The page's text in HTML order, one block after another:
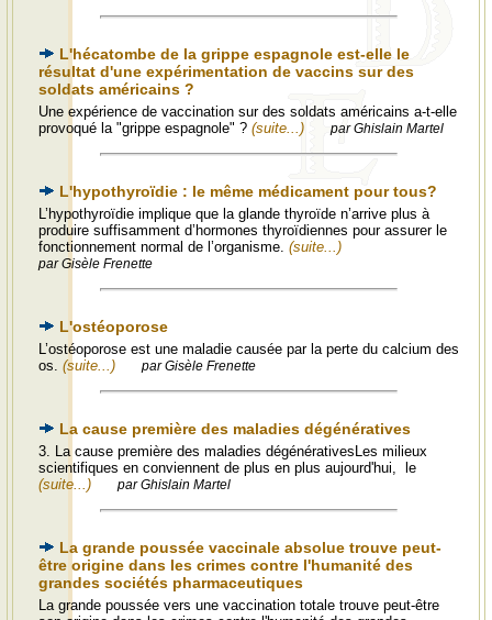
L'hécatombe de la grippe espagnole est-elle le
résultat d'une expérimentation de vaccins sur des
soldats américains ?
Une expérience de vaccination sur des soldats américains a-t-elle
provoqué la "grippe espagnole" ? (suite...) par Ghislain Martel
L'hypothyroïdie : le même médicament pour tous?
L’hypothyroïdie implique que la glande thyroïde n’arrive plus à
produire suffisamment d’hormones thyroïdiennes pour assurer le
fonctionnement normal de l’organisme. (suite...)
par Gisèle Frenette
L'ostéoporose
L’ostéoporose est une maladie causée par la perte du calcium des
os. (suite...) par Gisèle Frenette
La cause première des maladies dégénératives
3. La cause première des maladies dégénérativesLes milieux
scientifiques en conviennent de plus en plus aujourd'hui, le
(suite...)
par Ghislain Martel
La grande poussée vaccinale absolue trouve peut-
être origine dans les crimes contre l'humanité des
grandes sociétés pharmaceutiques
La grande poussée vers une vaccination totale trouve peut-être